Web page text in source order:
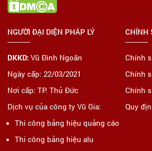
NGƯỜI ĐẠI DIỆN PHÁP LÝ
DKKD: Vũ Đình Ngoãn
Ngày cấp: 22/03/2021
Nơi cấp: TP. Thủ Đức
Dịch vụ của công ty Vũ Gia:
Thi công bảng hiệu quảng cáo
Thi công bảng hiệu alu
CHÍNH
Chính
Chính
Chính
Quy